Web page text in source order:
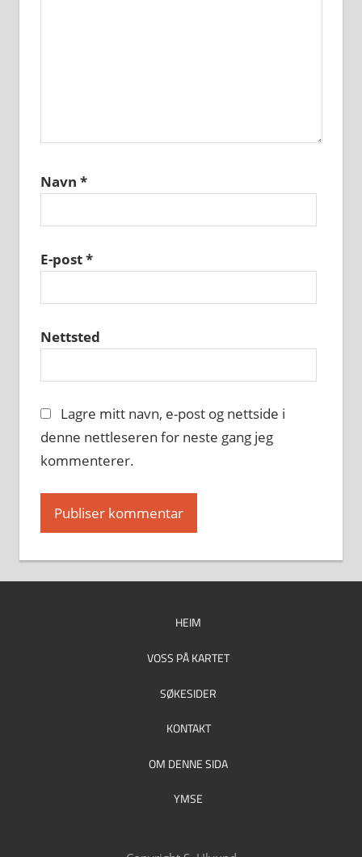
Navn *
E-post*
Nettsted
Lagre mitt navn, e-post og nettside i
denne nettleseren for neste gang jeg
kommenterer.
HEIM
VOSS PÅ KARTET
SØKESIDER
KONTAKT
OM DENNE SIDA
YMSE